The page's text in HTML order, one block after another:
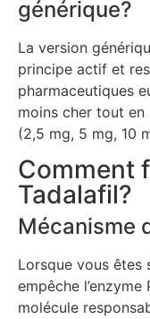
générique?
La version
principe actif et
pharmaceutiques
moins cher tout
(2,5 mg, 5 mg, 10
Comment
Tadalafil?
Mécanisme
Lorsque vous êtes
empêche
molécule